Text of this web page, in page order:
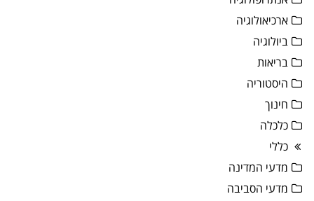
ארכיאולוגיה
ביולוגיה
בריאות
היסטוריה
חינוך
כלכלה
כללי
מדעי המדינה
מדעי הסביבה